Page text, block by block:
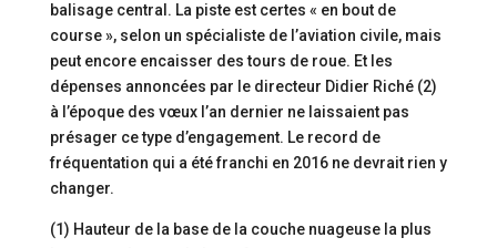
balisage central. La piste est certes « en bout de
course », selon un spécialiste de l’aviation civile, mais
peut encore encaisser des tours de roue. Et les
dépenses annoncées par le directeur Didier Riché (2)
à l’époque des vœux l’an dernier ne laissaient pas
présager ce type d’engagement. Le record de
fréquentation qui a été franchi en 2016 ne devrait rien y
changer.
(1) Hauteur de la base de la couche nuageuse la plus